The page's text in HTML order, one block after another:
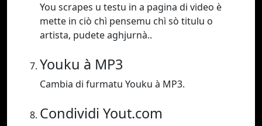
You scrapes u testu in a pagina di video è
mette in ciò chì pensemu chì sò titulu o
artista, pudete aghjurnà..
Youku à MP3
Cambia di furmatu Youku à MP3.
Condividi Yout.com